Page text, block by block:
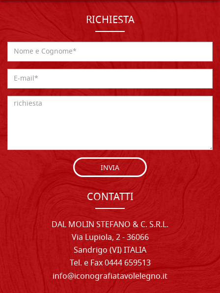
RICHIESTA
INVIA
CONTATTI
DAL MOLIN STEFANO & C. S.R.L.
Via Lupiola, 2 - 36066
Sandrigo (VI) ITALIA
Tel. e Fax 0444 659513
info@iconografiatavolelegno.it